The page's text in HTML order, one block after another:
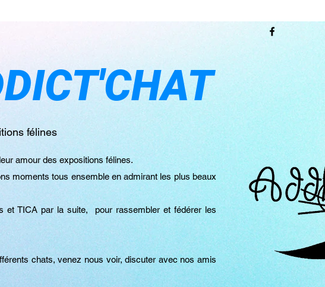
félines
amour des expositions félines.
moments tous ensemble en admirant les plus beaux
et TICA par la suite, pour rassembler et fédérer les
chats, venez nous voir, discuter avec nos amis